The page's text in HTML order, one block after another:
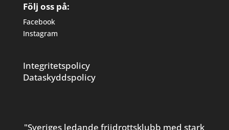
Följ oss på:
Facebook
Instagram
Integritetspolicy
Dataskyddspolicy
"Sveriges ledande friidrottsklubb med stark